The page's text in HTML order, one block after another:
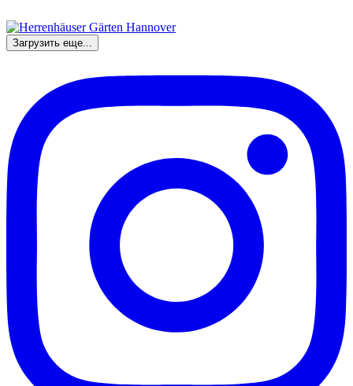
Загрузить еще...